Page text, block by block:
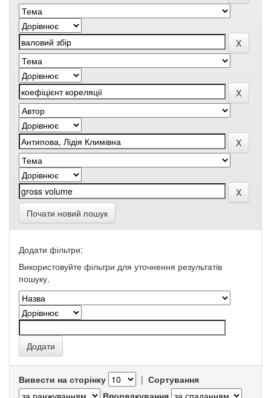
Почати новий пошук
Додати фільтри:
Використовуйте фільтри для уточнення результатів
пошуку.
Вивести на сторінку | Сортування
Впорядкування